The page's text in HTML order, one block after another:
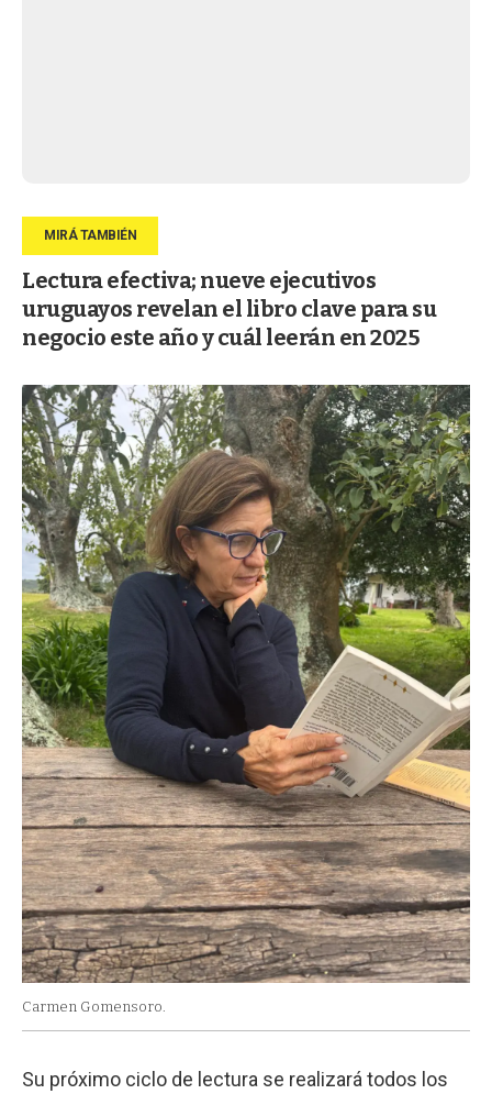
Lectura efectiva; nueve ejecutivos
uruguayos revelan el libro clave para su
negocio este año y cuál leerán en 2025
Carmen Gomensoro.
Su próximo ciclo de lectura se realizará todos los